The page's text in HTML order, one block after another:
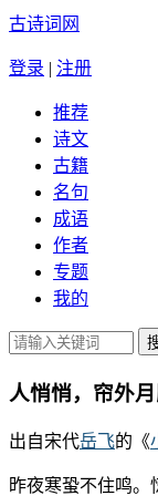
古诗词网
登录 | 注册
推荐
诗文
古籍
名句
成语
作者
专题
我的
人悄悄，帘外月
出自宋代岳飞的《
昨夜寒蛩不住鸣。